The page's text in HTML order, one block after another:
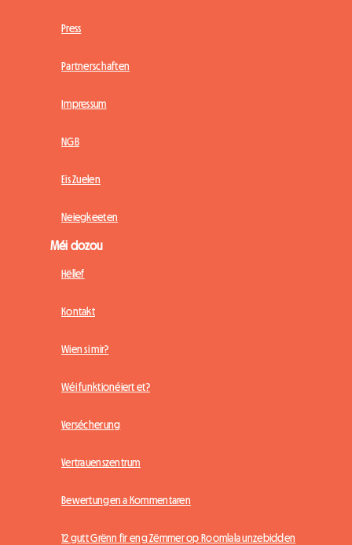
Press
Partnerschaften
Impressum
NGB
Eis Zuelen
Neiegkeeten
Méi dozou
Hëllef
Kontakt
Wien si mir?
Wéi funktionéiert et?
Versécherung
Vertrauenszentrum
Bewertungen a Kommentaren
12 gutt Grënn fir eng Zëmmer op Roomlala unzebidden